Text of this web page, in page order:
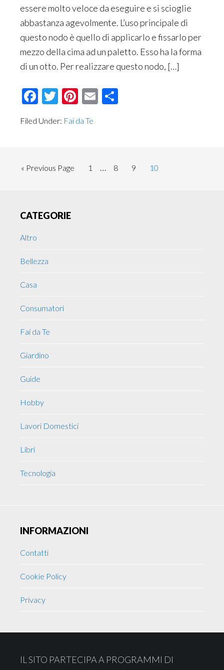
essere molto veloce da eseguire e si scioglie
abbastanza agevolmente. L’uso principale di
questo nodo è quello di applicarlo e fissarlo per
mezzo della cima ad un paletto. Esso ha la forma
di un otto. Per realizzare questo nodo, […]
Facebook
Twitter
Pinterest
Email
Filed Under: Fai da Te
« Go
Previous Page Page
1
Interim
… Page
8 Page
9 Page
10
Sidebar
CATEGORIE
Altro
Bellezza
Casa
Consumatori
Fai da Te
Giardino
Guide
Hobby
Lavori Domestici
Libri
Tecnologia
INFORMAZIONI
Contatti
Cookie Policy
Privacy
IL SITO PARTECIPA A PROGRAMMI DI